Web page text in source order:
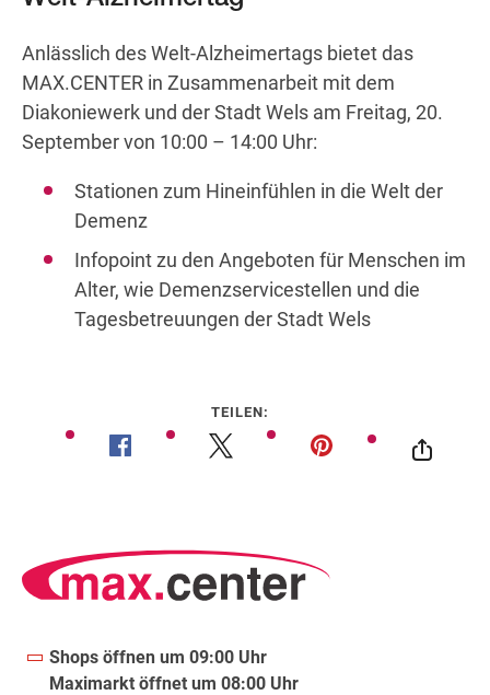
Wegbeschreibung
Anlässlich des Welt-Alzheimertags bietet das
MAX.CENTER in Zusammenarbeit mit dem
Diakoniewerk und der Stadt Wels am Freitag, 20.
September von 10:00 – 14:00 Uhr:
Stationen zum Hineinfühlen in die Welt der
Demenz
Infopoint zu den Angeboten für Menschen im
Alter, wie Demenzservicestellen und die
Tagesbetreuungen der Stadt Wels
TEILEN:
Shops öffnen um 09:00 Uhr
Maximarkt öffnet um 08:00 Uhr